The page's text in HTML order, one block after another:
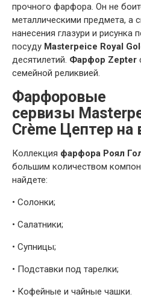
прочного фарфора. Он не
металлическими предмета, а
нанесения глазури и рисунка
посуду Masterpeice Royal
десятилетий. Фарфор Zepter
семейной реликвией.
Фарфоровые
сервизы
Crème Цептер на
Коллекция фарфора Роял
большим количеством
найдете:
• Солонки;
• Салатники;
• Супницы;
• Подставки под тарелки;
• Кофейные и чайные чашки.